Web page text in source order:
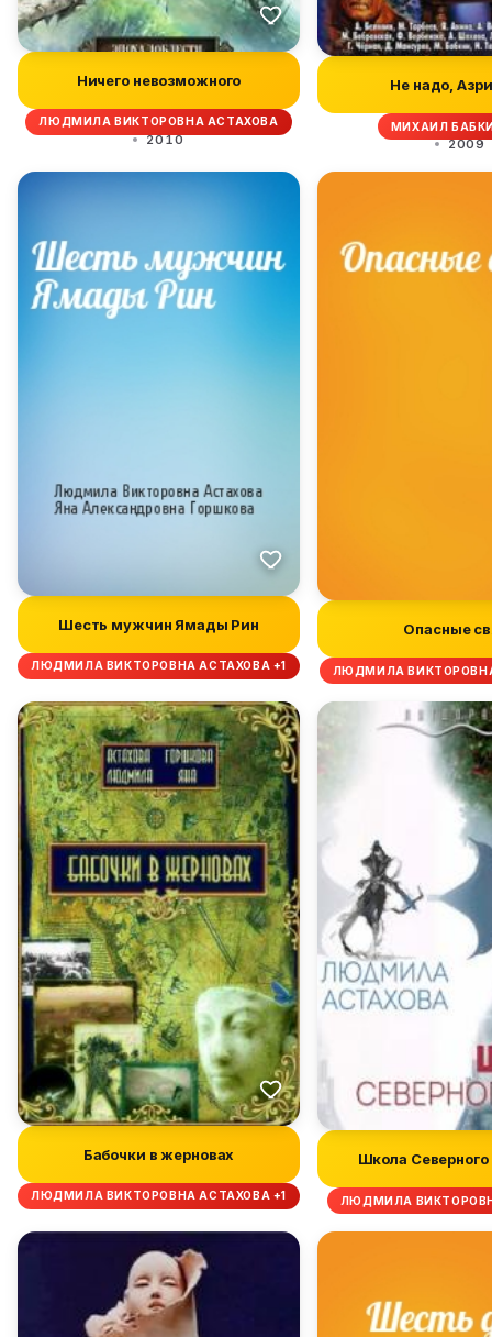
Ничего невозможного
ЛЮДМИЛА ВИКТОРОВНА АСТАХОВА
2010
Не надо,
МИХАИЛ
2009
Шесть мужчин Ямады Рин
ЛЮДМИЛА ВИКТОРОВНА АСТАХОВА +1
Опасные
ЛЮДМИЛА
Бабочки в жерновах
ЛЮДМИЛА ВИКТОРОВНА АСТАХОВА +1
Школа
ЛЮДМИЛА